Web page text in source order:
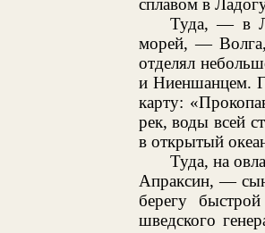
сплавом в
Туда, — в
морей, —
отделял
и Ниеншанцем.
карту:
рек, воды всей
в открытый
Туда, на
Апраксин, —
берегу
шведского